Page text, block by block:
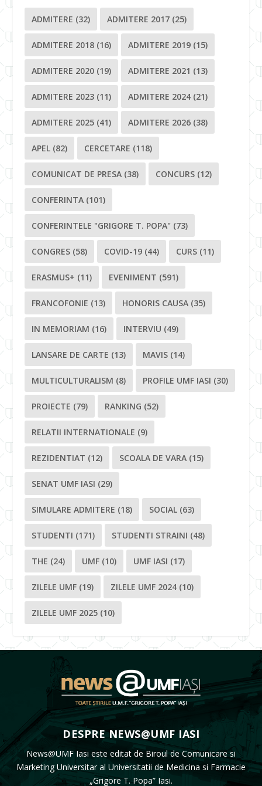
ADMITERE (32) ADMITERE 2017 (25)
ADMITERE 2018 (16) ADMITERE 2019 (15)
ADMITERE 2020 (19) ADMITERE 2021 (13)
ADMITERE 2023 (11) ADMITERE 2024 (21)
ADMITERE 2025 (41) ADMITERE 2026 (38)
APEL (82) CERCETARE (118)
COMUNICAT DE PRESA (38) CONCURS (12)
CONFERINTA (101)
CONFERINTELE "GRIGORE T. POPA" (73)
CONGRES (58) COVID-19 (44) CURS (11)
ERASMUS+ (11) EVENIMENT (591)
FRANCOFONIE (13) HONORIS CAUSA (35)
IN MEMORIAM (16) INTERVIU (49)
LANSARE DE CARTE (13) MAVIS (14)
MULTICULTURALISM (8) PROFILE UMF IASI (30)
PROIECTE (79) RANKING (52)
RELATII INTERNATIONALE (9)
REZIDENTIAT (12) SCOALA DE VARA (15)
SENAT UMF IASI (29)
SIMULARE ADMITERE (18) SOCIAL (63)
STUDENTI (171) STUDENTI STRAINI (48)
THE (24) UMF (10) UMF IASI (17)
ZILELE UMF (19) ZILELE UMF 2024 (10)
ZILELE UMF 2025 (10)
DESPRE NEWS@UMF IASI
News@UMF Iasi este editat de Biroul de Comunicare si
Marketing Universitar al Universitatii de Medicina si Farmacie
„Grigore T. Popa” Iasi.